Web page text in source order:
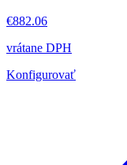
€882.06
vrátane DPH
Konfigurovať